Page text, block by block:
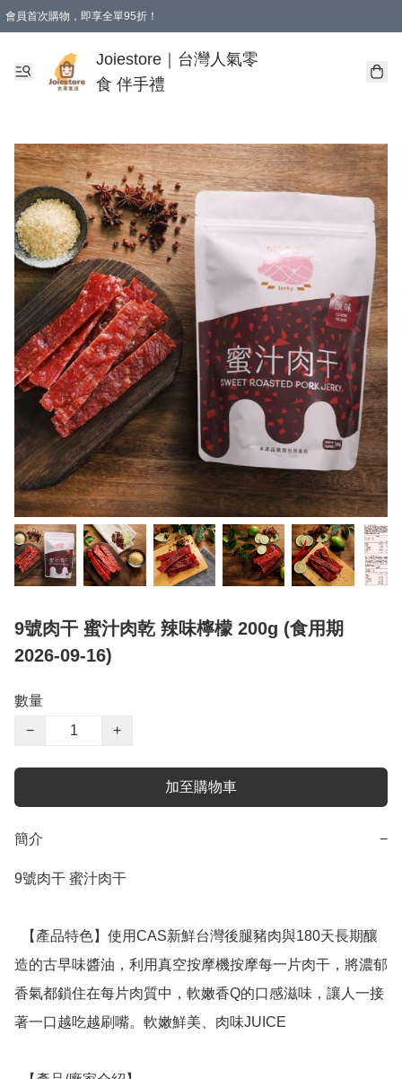
會員首次購物，即享全單95折！
購物滿 HKD 350.00即享免運費優惠！（適用於 本地送貨、本地取貨 )
Joiestore｜台灣人氣零
食 伴手禮
9號肉干 蜜汁肉乾 辣味檸檬 200g (食用期
2026-09-16)
數量
−
+
加至購物車
簡介 −
9號肉干 蜜汁肉干
造的古早味醬油，利用真空按摩機按摩每一片肉干，將濃郁
香氣都鎖住在每片肉質中，軟嫩香Q的口感滋味，讓人一接
著一口越吃越刷嘴。軟嫩鮮美、肉味JUICE